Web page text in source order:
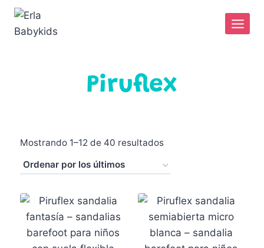
Piruflex
Mostrando 1–12 de 40 resultados